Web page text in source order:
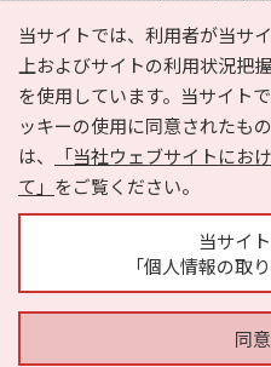
当サイトでは、利用者が当サ
上およびサイトの利用状況把
を使用しています。当サイト
ッキーの使用に同意されたも
は、
「当社ウェブサイトにお
て」 をご覧ください。
当サイ
「個人情報の取
同
e-NAVITA（イーナビタ）とは？
利用規約
個人情報の取り
サイトマップ
広告掲
Copyright ©